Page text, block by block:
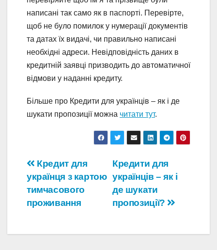
написані так само як в паспорті. Перевірте,
щоб не було помилок у нумерації документів
та датах їх видачі, чи правильно написані
необхідні адреси. Невідповідність даних в
кредитній заявці призводить до автоматичної
відмови у наданні кредиту.
Більше про Кредити для українців – як і де
шукати пропозиції можна читати тут.
Навігація
записів
Кредити для
українців – як і
де шукати
пропозиції?
Кредит для
українця з картою
тимчасового
проживання